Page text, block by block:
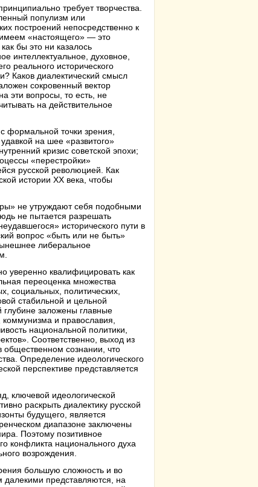
требует творчества.
популизм или
построений непосредственно к
«настоящего» — это
бы это ни казалось
интеллектуальное, духовное,
реального исторического
Каков диалектический смысл
сокровенный вектор
эти вопросы, то есть, не
на действительное
формальной точки зрения,
на шее «развитого»
кризис советской эпохи;
«перестройки»
русской революцией. Как
истории XX века, чтобы
не утруждают себя подобными
не пытается разрешать
исторического пути в
вопрос «быть или не быть»
либеральное
уверенно квалифицировать как
переоценка множества
социальных, политических,
стабильной и цельной
глубине заложены главные
и православия,
национальной политики,
Соответственно, выход из
общественном сознании, что
Определение идеологического
перспективе представляется
ключевой идеологической
раскрыть диалектику русской
будущего, является
диапазоне заключены
Поэтому позитивное
конфликта национального духа
возрождения.
большую сложность и во
представляются, на